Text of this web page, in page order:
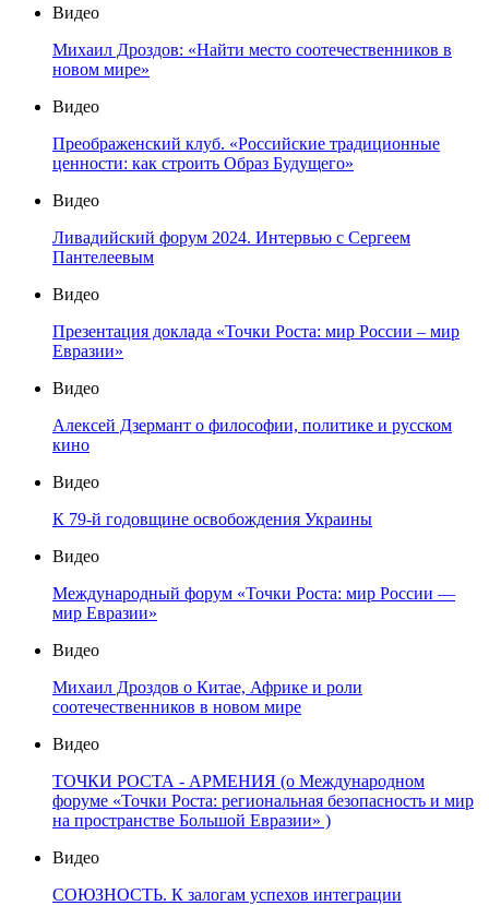
Видео
Михаил Дроздов: «Найти место соотечественников в
новом мире»
Видео
Преображенский клуб. «Российские традиционные
ценности: как строить Образ Будущего»
Видео
Ливадийский форум 2024. Интервью с Сергеем
Пантелеевым
Видео
Презентация доклада «Точки Роста: мир России – мир
Евразии»
Видео
Алексей Дзермант о философии, политике и русском
кино
Видео
К 79-й годовщине освобождения Украины
Видео
Международный форум «Точки Роста: мир России —
мир Евразии»
Видео
Михаил Дроздов о Китае, Африке и роли
соотечественников в новом мире
Видео
ТОЧКИ РОСТА - АРМЕНИЯ (о Международном
форуме «Точки Роста: региональная безопасность и мир
на пространстве Большой Евразии» )
Видео
СОЮЗНОСТЬ. К залогам успехов интеграции